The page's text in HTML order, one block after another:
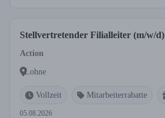
Stellvertretender Filialleiter (m/w/d)
Action
Lohne
Vollzeit Mitarbeiterrabatte
05.08.2026